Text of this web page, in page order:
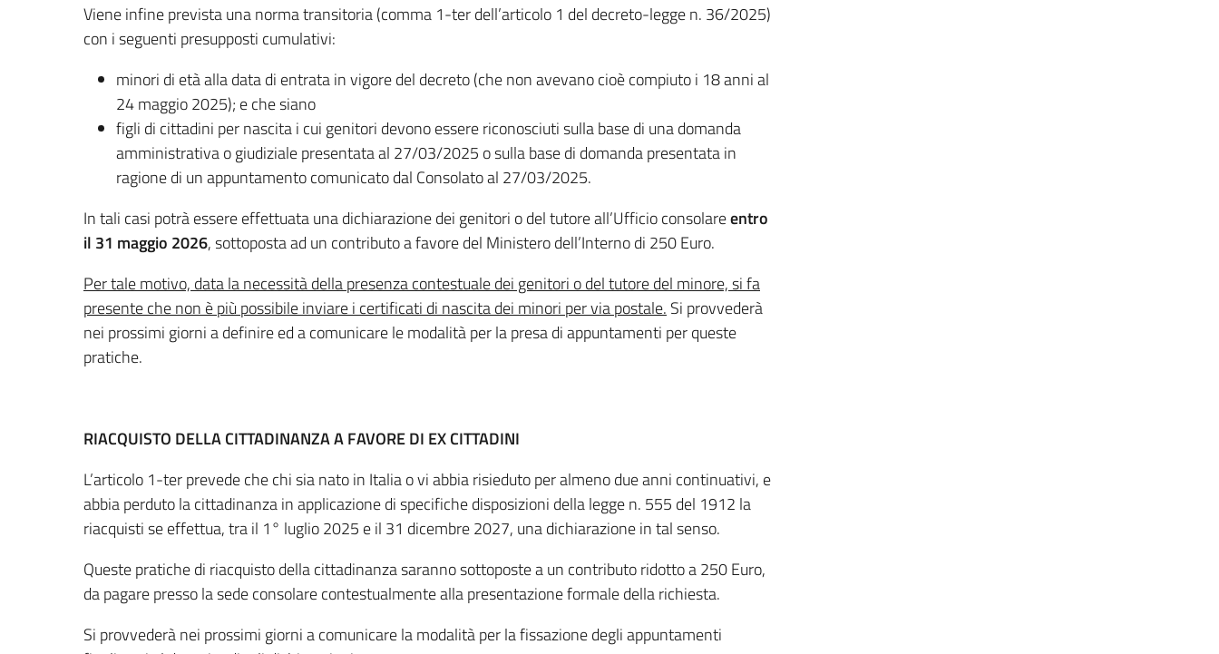
Viene infine prevista una norma transitoria (comma 1-ter dell’articolo 1 del decreto-legge n. 36/2025)
con i seguenti presupposti cumulativi:
minori di età alla data di entrata in vigore del decreto (che non avevano cioè compiuto i 18 anni al
24 maggio 2025); e che siano
figli di cittadini per nascita i cui genitori devono essere riconosciuti sulla base di una domanda
amministrativa o giudiziale presentata al 27/03/2025 o sulla base di domanda presentata in
ragione di un appuntamento comunicato dal Consolato al 27/03/2025.
In tali casi potrà essere effettuata una dichiarazione dei genitori o del tutore all’Ufficio consolareentro
il 31 maggio 2026, sottoposta ad un contributo a favore del Ministero dell’Interno di 250 Euro.
Per tale motivo, data la necessità della presenza contestuale dei genitori o del tutore del minore, si fa
presente che non è più possibile inviare i certificati di nascita dei minori per via postale. Si provvederà
nei prossimi giorni a definire ed a comunicare le modalità per la presa di appuntamenti per queste
pratiche.
RIACQUISTO DELLA CITTADINANZA A FAVORE DI EX CITTADINI
L’articolo 1-ter prevede che chi sia nato in Italia o vi abbia risieduto per almeno due anni continuativi, e
abbia perduto la cittadinanza in applicazione di specifiche disposizioni della legge n. 555 del 1912 la
riacquisti se effettua, tra il 1° luglio 2025 e il 31 dicembre 2027, una dichiarazione in tal senso.
Queste pratiche di riacquisto della cittadinanza saranno sottoposte a un contributo ridotto a 250 Euro,
da pagare presso la sede consolare contestualmente alla presentazione formale della richiesta.
Si provvederà nei prossimi giorni a comunicare la modalità per la fissazione degli appuntamenti